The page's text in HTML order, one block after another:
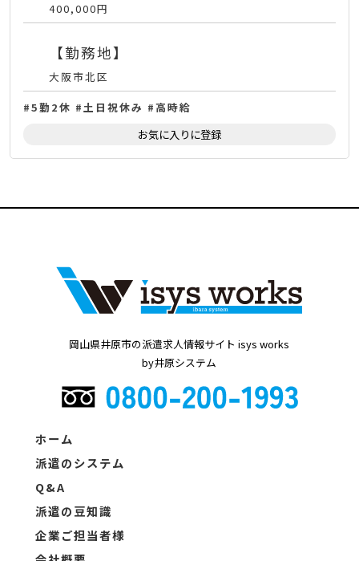
400,000円
【勤務地】
大阪市北区
5勤2休
土日祝休み
高時給
お気に入りに登録
岡山県井原市の派遣求人情報サイト isys works
by井原システム
ホーム
派遣のシステム
Q&A
派遣の豆知識
企業ご担当者様